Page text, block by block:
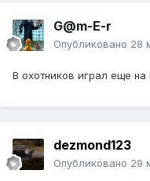
G@m-E-r
Опубликовано 28
В охотников играл еще
dezmond123
Опубликовано 29